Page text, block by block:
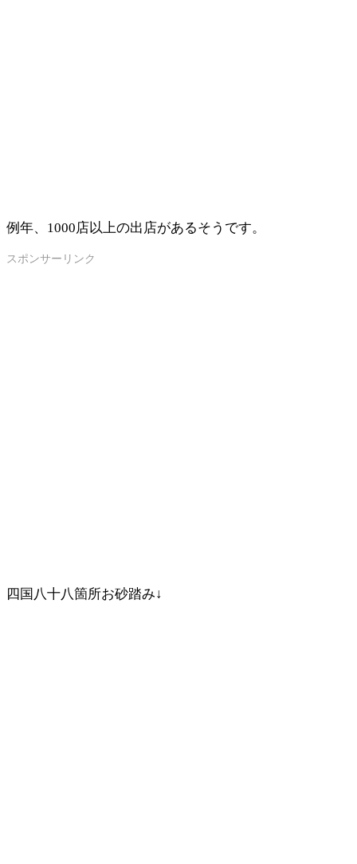
例年、1000店以上の出店があるそうです。
スポンサーリンク
四国八十八箇所お砂踏み↓